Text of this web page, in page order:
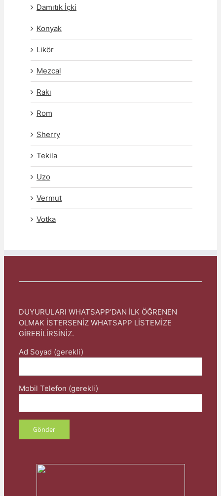
Damıtık İçki
Konyak
Likör
Mezcal
Rakı
Rom
Sherry
Tekila
Uzo
Vermut
Votka
DUYURULARI WHATSAPP’DAN İLK ÖĞRENEN
OLMAK İSTERSENİZ WHATSAPP LİSTEMİZE
GİREBİLİRSİNİZ.
Ad Soyad (gerekli)
Mobil Telefon (gerekli)